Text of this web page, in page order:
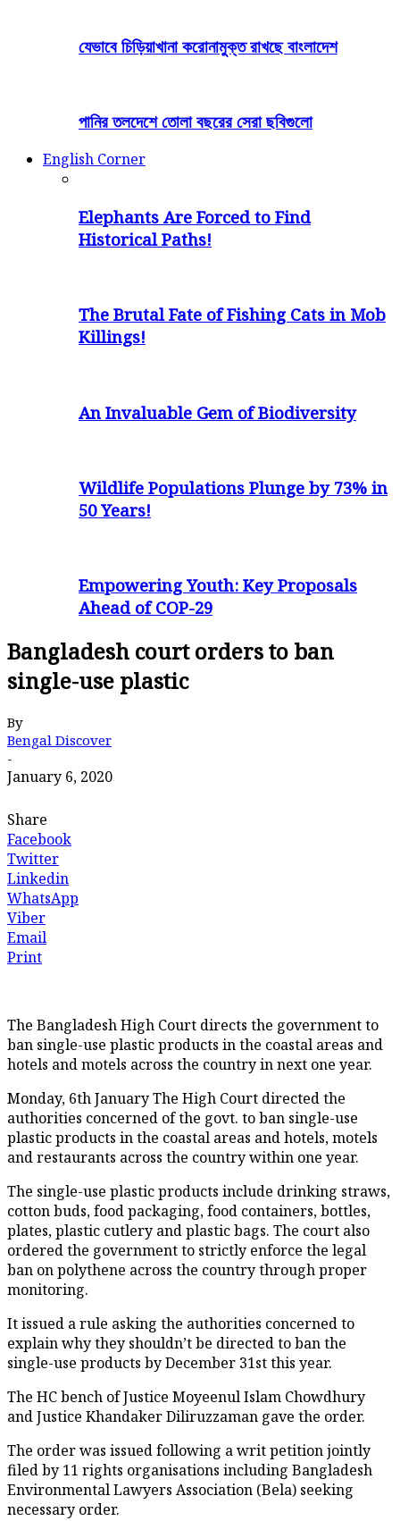
যেভাবে চিড়িয়াখানা করোনামুক্ত রাখছে বাংলাদেশ
পানির তলদেশে তোলা বছরের সেরা ছবিগুলো
English Corner
Elephants Are Forced to Find
Historical Paths!
The Brutal Fate of Fishing Cats in Mob
Killings!
An Invaluable Gem of Biodiversity
Wildlife Populations Plunge by 73% in
50 Years!
Empowering Youth: Key Proposals
Ahead of COP-29
Bangladesh court orders to ban
single-use plastic
By
Bengal Discover
-
January 6, 2020
Share
Facebook
Twitter
Linkedin
WhatsApp
Viber
Email
Print
The Bangladesh High Court directs the government to
ban single-use plastic products in the coastal areas and
hotels and motels across the country in next one year.
Monday, 6th January The High Court directed the
authorities concerned of the govt. to ban single-use
plastic products in the coastal areas and hotels, motels
and restaurants across the country within one year.
The single-use plastic products include drinking straws,
cotton buds, food packaging, food containers, bottles,
plates, plastic cutlery and plastic bags. The court also
ordered the government to strictly enforce the legal
ban on polythene across the country through proper
monitoring.
It issued a rule asking the authorities concerned to
explain why they shouldn’t be directed to ban the
single-use products by December 31st this year.
The HC bench of Justice Moyeenul Islam Chowdhury
and Justice Khandaker Diliruzzaman gave the order.
The order was issued following a writ petition jointly
filed by 11 rights organisations including Bangladesh
Environmental Lawyers Association (Bela) seeking
necessary order.